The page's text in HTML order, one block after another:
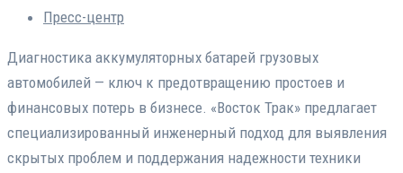
Пресс-центр
Диагностика аккумуляторных батарей грузовых
автомобилей — ключ к предотвращению простоев и
финансовых потерь в бизнесе. «Восток Трак» предлагает
специализированный инженерный подход для выявления
скрытых проблем и поддержания надежности техники